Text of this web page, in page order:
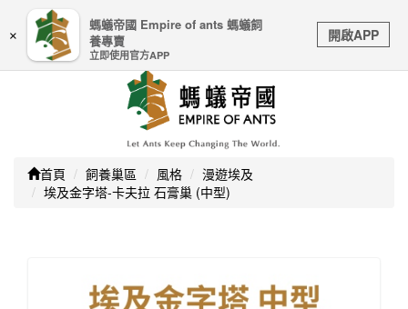
嚴防詐騙｜本公司不會透過任何名義要求核對購物資訊、
銀行帳戶或信用卡等個人資訊，如接到請立即掛斷或撥打
Toggle
navigation
首頁 飼養巢區 風格
漫遊埃及
埃及金字塔-卡夫拉 石膏巢 (中型)
×
螞蟻帝國 Empire of ants 螞蟻飼
養專賣
立即使用官方APP
開啟APP